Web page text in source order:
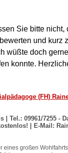
Sie bitte nicht,
und kurz
wüßte doch
konnte.